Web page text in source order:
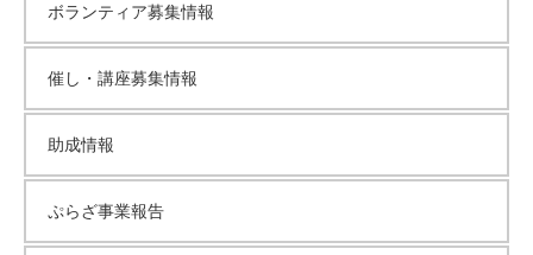
ボランティア募集情報
催し・講座募集情報
助成情報
ぷらざ事業報告